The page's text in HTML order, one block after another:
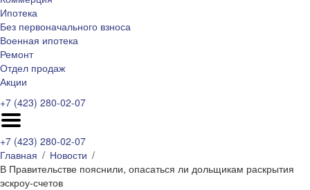
Ипотека
Без первоначального взноса
Военная ипотека
Ремонт
Отдел продаж
Акции
+7 (423) 280-02-07
+7 (423) 280-02-07
Главная
Новости
В Правительстве пояснили, опасаться ли дольщикам раскрытия
эскроу-счетов